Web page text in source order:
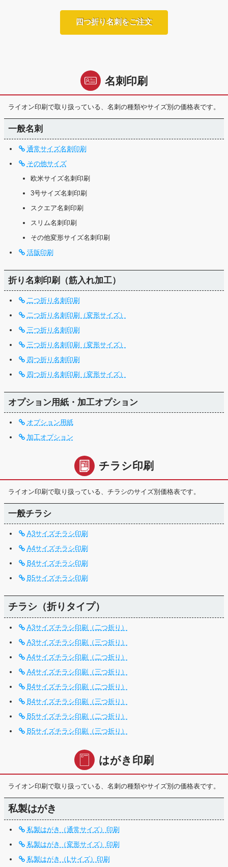
四つ折り名刺をご注文
名刺印刷
ライオン印刷で取り扱っている、名刺の種類やサイズ別の価格表です。
一般名刺
通常サイズ名刺印刷
その他サイズ
欧米サイズ名刺印刷
3号サイズ名刺印刷
スクエア名刺印刷
スリム名刺印刷
その他変形サイズ名刺印刷
活版印刷
折り名刺印刷（筋入れ加工）
二つ折り名刺印刷
二つ折り名刺印刷（変形サイズ）
三つ折り名刺印刷
三つ折り名刺印刷（変形サイズ）
四つ折り名刺印刷
四つ折り名刺印刷（変形サイズ）
オプション用紙・加工オプション
オプション用紙
加工オプション
チラシ印刷
ライオン印刷で取り扱っている、チラシのサイズ別価格表です。
一般チラシ
A3サイズチラシ印刷
A4サイズチラシ印刷
B4サイズチラシ印刷
B5サイズチラシ印刷
チラシ（折りタイプ）
A3サイズチラシ印刷（二つ折り）
A3サイズチラシ印刷（三つ折り）
A4サイズチラシ印刷（二つ折り）
A4サイズチラシ印刷（三つ折り）
B4サイズチラシ印刷（二つ折り）
B4サイズチラシ印刷（三つ折り）
B5サイズチラシ印刷（二つ折り）
B5サイズチラシ印刷（三つ折り）
はがき印刷
ライオン印刷で取り扱っている、名刺の種類やサイズ別の価格表です。
私製はがき
私製はがき（通常サイズ）印刷
私製はがき（変形サイズ）印刷
私製はがき（Lサイズ）印刷